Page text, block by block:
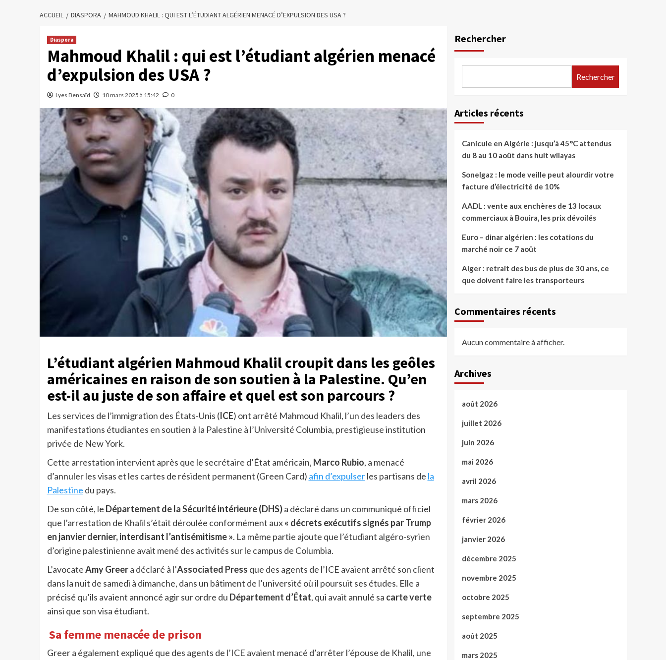
ACCUEIL DIASPORA MAHMOUD KHALIL : QUI EST L’ÉTUDIANT ALGÉRIEN MENACÉ D’EXPULSION DES USA ?
Diaspora
Mahmoud Khalil : qui est l’étudiant algérien menacé
d’expulsion des USA ?
Lyes Bensaïd 10 mars 2025 à 15:42 0
L’étudiant algérien Mahmoud Khalil croupit dans les geôles
américaines en raison de son soutien à la Palestine. Qu’en
est-il au juste de son affaire et quel est son parcours ?
Les services de l’immigration des États-Unis (ICE) ont arrêté Mahmoud Khalil, l’un des leaders des
manifestations étudiantes en soutien à la Palestine à l’Université Columbia, prestigieuse institution
privée de New York.
Cette arrestation intervient après que le secrétaire d’État américain, Marco Rubio, a menacé
d’annuler les visas et les cartes de résident permanent (Green Card) afin d’expulserles partisans de la
Palestine du pays.
De son côté, le Département de la Sécurité intérieure (DHS)a déclaré dans un communiqué officiel
que l’arrestation de Khalil s’était déroulée conformément aux« décrets exécutifs signés par Trump
en janvier dernier, interdisant l’antisémitisme ». La même partie ajoute que l’étudiant algéro-syrien
d’origine palestinienne avait mené des activités sur le campus de Columbia.
L’avocateAmy Greera déclaré à l’Associated Press que des agents de l’ICE avaient arrêté son client
dans la nuit de samedi à dimanche, dans un bâtiment de l’université où il poursuit ses études. Elle a
précisé qu’ils avaient annoncé agir sur ordre du Département d’État, qui avait annulé sa carte verte
ainsi que son visa étudiant.
Sa femme menacée de prison
Greer a également expliqué que des agents de l’ICE avaient menacé d’arrêter l’épouse de Khalil, une
Rechercher
Rechercher
Articles récents
Canicule en Algérie : jusqu’à 45°C attendus
du 8 au 10 août dans huit wilayas
Sonelgaz : le mode veille peut alourdir votre
facture d’électricité de 10%
AADL : vente aux enchères de 13 locaux
commerciaux à Bouira, les prix dévoilés
Euro – dinar algérien : les cotations du
marché noir ce 7 août
Alger : retrait des bus de plus de 30 ans, ce
que doivent faire les transporteurs
Commentaires récents
Aucun commentaire à afficher.
Archives
août 2026
juillet 2026
juin 2026
mai 2026
avril 2026
mars 2026
février 2026
janvier 2026
décembre 2025
novembre 2025
octobre 2025
septembre 2025
août 2025
mars 2025